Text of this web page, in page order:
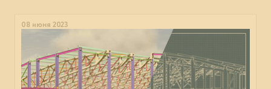
08 июня 2023